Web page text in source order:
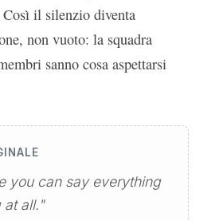
il silenzio diventa
non vuoto: la squadra
sanno cosa aspettarsi
you can say everything
at all."